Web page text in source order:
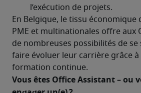
l’exécution de projets.
En Belgique, le tissu économique
PME et multinationales offre aux
de nombreuses possibilités de se
faire évoluer leur carrière grâce à
formation continue.
Vous êtes Office Assistant – ou